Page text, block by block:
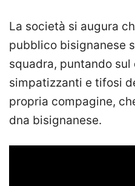
La società si augura
pubblico bisignanese
squadra, puntando sul
simpatizzanti e tifosi
propria compagine,
dna bisignanese.